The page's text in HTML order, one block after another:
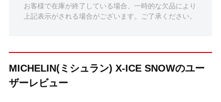
お客様で在庫が終了している場合、一時的な欠品により
上記表示がされる場合がございます。ご了承ください。
MICHELIN(ミシュラン) X-ICE SNOWのユー
ザーレビュー